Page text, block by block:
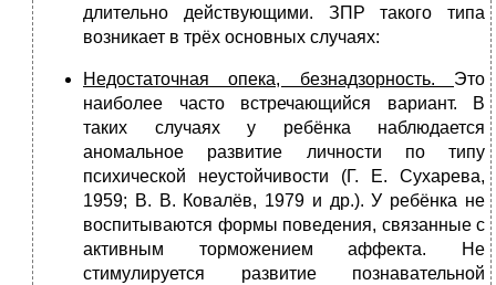
длительно действующими. ЗПР такого типа
возникает в трёх основных случаях:
Недостаточная опека, безнадзорность. Это
наиболее часто встречающийся вариант. В
таких случаях у ребёнка наблюдается
аномальное развитие личности по типу
психической неустойчивости (Г. Е. Сухарева,
1959; В. В. Ковалёв, 1979 и др.). У ребёнка не
воспитываются формы поведения, связанные с
активным торможением аффекта. Не
стимулируется развитие познавательной